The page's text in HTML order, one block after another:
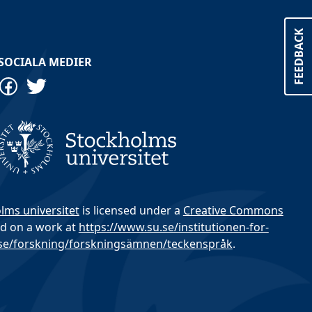
FEEDBACK
MEDIER
universitetis licensed under a Creative Commons
on a work at https://www.su.se/institutionen-for-
forskning/forskningsämnen/teckenspråk.